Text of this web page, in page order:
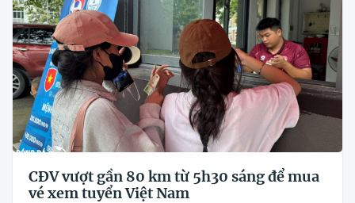
CĐV vượt gần 80 km từ 5h30 sáng để mua
vé xem tuyển Việt Nam